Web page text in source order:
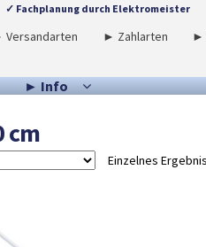
✓ Fachplanung durch Elektromeister
Versandarten ► Zahlarten ►
► Info
cm
Einzelnes